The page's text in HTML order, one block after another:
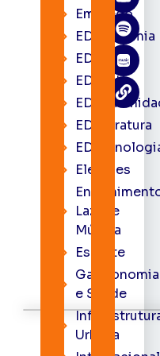
Emprego
EDacademia
EDbrasília
EDcast
EDliteratura
Eleições
Lazer e
Música
Esporte
Gastronomia
e Saúde
Urbana